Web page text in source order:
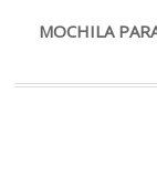
MOCHILA